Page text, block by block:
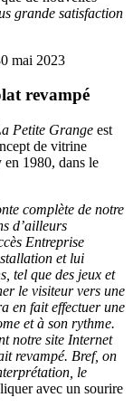
grande satisfaction
revampé
Petite Grange est
de vitrine
1980, dans le
complète de notre
d’ailleurs
Entreprise
et lui
tel que des jeux et
le visiteur vers une
en fait effectuer une
et à son rythme.
notre site Internet
revampé. Bref, on
le
avec un sourire